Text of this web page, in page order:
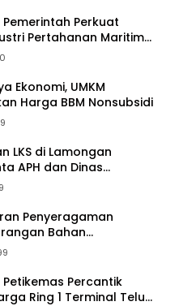
Perkuat
Pertahanan Maritim
Ekonomi, UMKM
Harga BBM Nonsubsidi
LKS di Lamongan
APH dan Dinas
Tegas.
Penyeragaman
Bahan
Ganggu Industri
Percantik
Ring 1 Terminal Teluk